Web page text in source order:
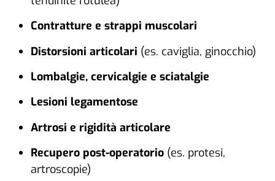
Contratture e strappi muscolari
Distorsioni articolari (es. caviglia, ginocchio)
Lombalgie, cervicalgie e sciatalgie
Lesioni legamentose
Artrosi e rigidità articolare
Recupero post-operatorio (es. protesi,
artroscopie)